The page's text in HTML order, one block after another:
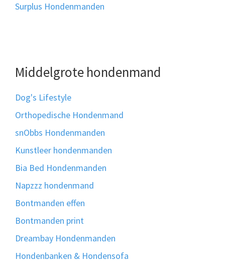
Surplus Hondenmanden
Middelgrote hondenmand
Dog's Lifestyle
Orthopedische Hondenmand
snObbs Hondenmanden
Kunstleer hondenmanden
Bia Bed Hondenmanden
Napzzz hondenmand
Bontmanden effen
Bontmanden print
Dreambay Hondenmanden
Hondenbanken & Hondensofa